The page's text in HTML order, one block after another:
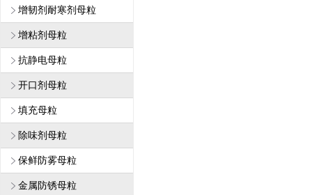
增韧剂耐寒剂母粒
增粘剂母粒
抗静电母粒
开口剂母粒
填充母粒
除味剂母粒
保鲜防雾母粒
金属防锈母粒